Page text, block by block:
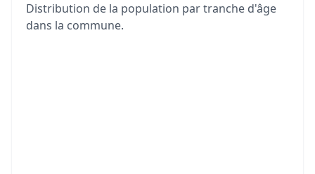
Distribution de la population par tranche d'âge
dans la commune.